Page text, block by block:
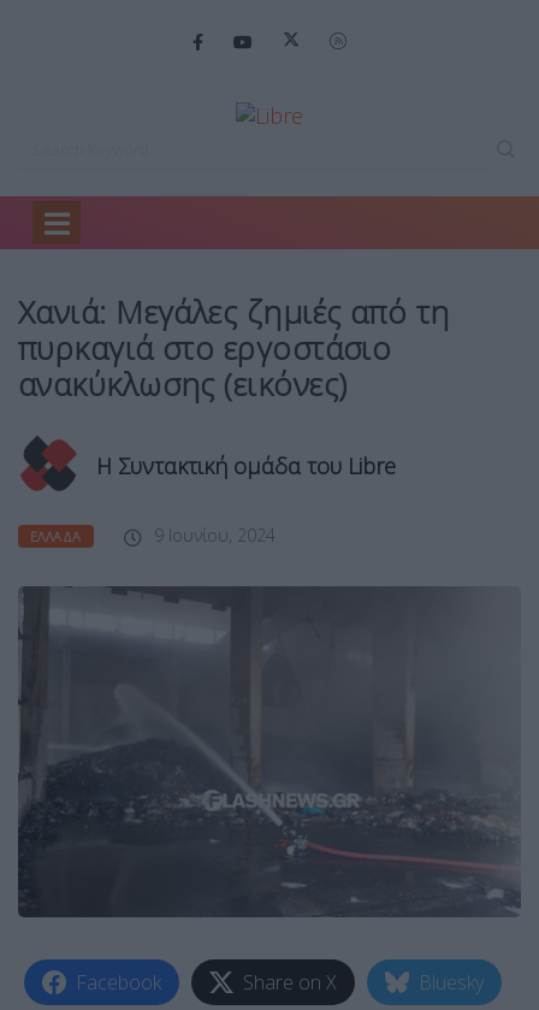
Home
Χανιά: Μεγάλες ζημιές από τη
πυρκαγιά στο εργοστάσιο
ανακύκλωσης (εικόνες)
Η Συντακτική ομάδα του Libre
ΕΛΛΆΔΑ 9 Ιουνίου, 2024
Facebook Share on X Bluesky